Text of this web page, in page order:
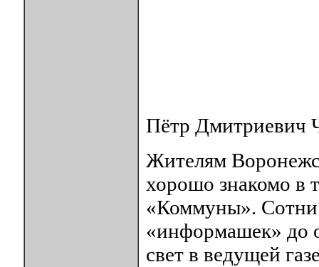
Пётр
Жителям
хорошо знакомо в
«Коммуны». Сотни
«информашек» до
свет в ведущей